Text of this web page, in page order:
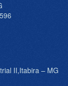
II,Itabira – MG